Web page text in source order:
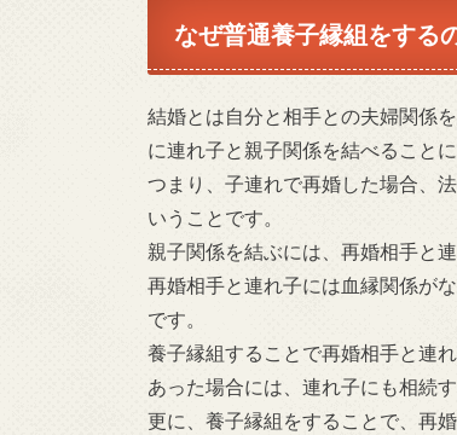
なぜ普通養子縁組をする
結婚とは自分と相手との夫婦関係
に連れ子と親子関係を結べることに
つまり、子連れで再婚した場合、
いうことです。
親子関係を結ぶには、再婚相手と
再婚相手と連れ子には血縁関係が
です。
養子縁組することで再婚相手と連
あった場合には、連れ子にも相続
更に、養子縁組をすることで、再